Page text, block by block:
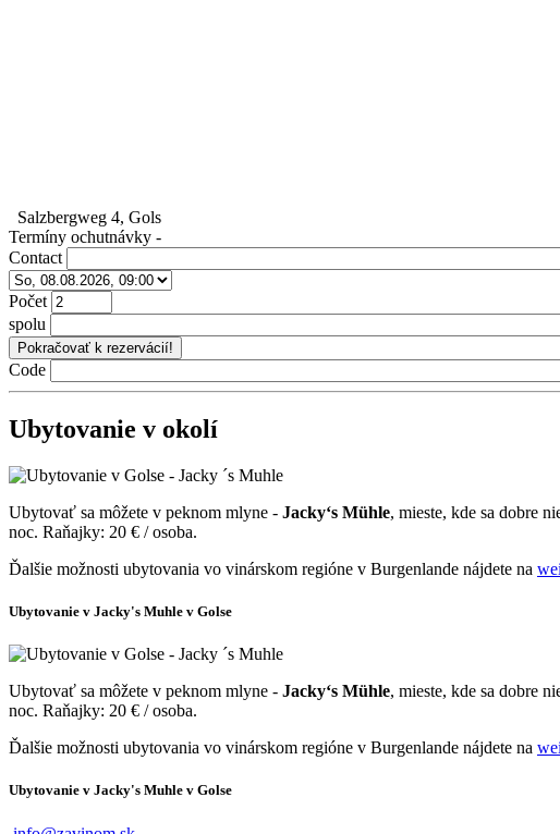
Salzbergweg 4, Gols
Termíny ochutnávky -
Contact
Počet
spolu
Code
Ubytovanie v okolí
Ubytovať sa môžete v peknom mlyne - Jacky‘s Mühle, mieste, kde sa dobre
noc. Raňajky: 20 € / osoba.
Ďalšie možnosti ubytovania vo vinárskom regióne v Burgenlande nájdete na
Ubytovanie v Jacky's Muhle v Golse
Ubytovať sa môžete v peknom mlyne - Jacky‘s Mühle, mieste, kde sa dobre
noc. Raňajky: 20 € / osoba.
Ďalšie možnosti ubytovania vo vinárskom regióne v Burgenlande nájdete na
Ubytovanie v Jacky's Muhle v Golse